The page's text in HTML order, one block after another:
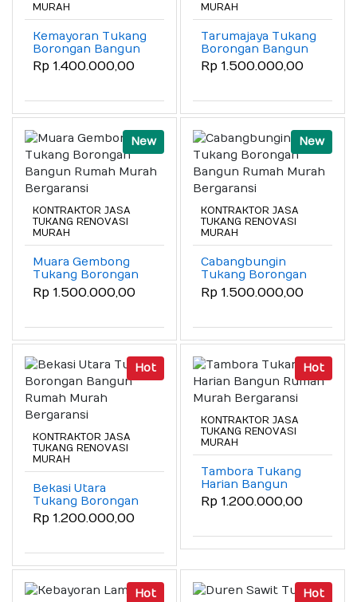
MURAH
Kemayoran Tukang
Borongan Bangun
Rumah Murah
Bergaransi
Rp 1.400.000,00
MURAH
Tarumajaya Tukang
Borongan Bangun
Rumah Murah
Bergaransi
Rp 1.500.000,00
New
KONTRAKTOR JASA
TUKANG RENOVASI
MURAH
Muara Gembong
Tukang Borongan
Bangun Rumah
Murah Bergaransi
Rp 1.500.000,00
New
KONTRAKTOR JASA
TUKANG RENOVASI
MURAH
Cabangbungin
Tukang Borongan
Bangun Rumah
Murah Bergaransi
Rp 1.500.000,00
Hot
KONTRAKTOR JASA
TUKANG RENOVASI
MURAH
Bekasi Utara
Tukang Borongan
Bangun Rumah
Murah Bergaransi
Rp 1.200.000,00
Hot
KONTRAKTOR JASA
TUKANG RENOVASI
MURAH
Tambora Tukang
Harian Bangun
Rumah Murah
Bergaransi
Rp 1.200.000,00
Hot Hot